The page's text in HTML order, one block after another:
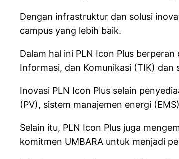
Dengan infrastruktur dan solusi
campus yang lebih baik.
Dalam hal ini PLN Icon Plus
Informasi, dan Komunikasi (TIK)
Inovasi PLN Icon Plus selain
(PV), sistem manajemen energi
Selain itu, PLN Icon Plus juga
komitmen UMBARA untuk menjadi